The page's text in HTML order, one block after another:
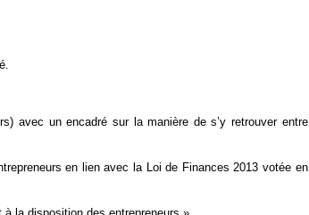
avec un encadré sur la manière de s’y retrouver entre
en lien avec la Loi de Finances 2013 votée en